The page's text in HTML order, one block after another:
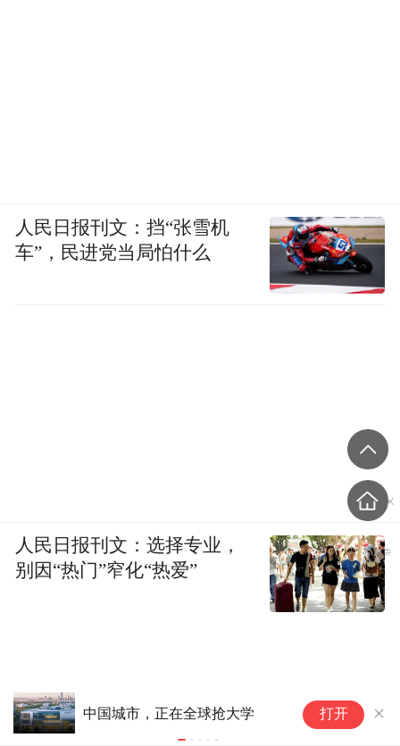
宇树科技，明日申购 打开
人民日报刊文：挡“张雪机
车”，民进党当局怕什么
人民日报刊文：选择专业，
别因“热门”窄化“热爱”